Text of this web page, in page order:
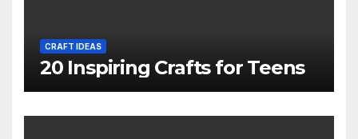
CRAFT IDEAS
20 Inspiring Crafts for Teens